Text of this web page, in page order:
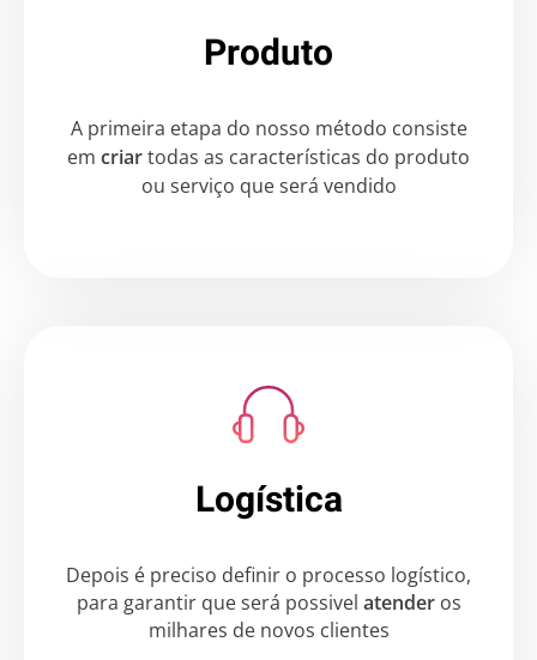
Produto
A primeira etapa do nosso método consiste
em criartodas as características do produto
ou serviço que será vendido
Logística
Depois é preciso definir o processo logístico,
para garantir que será possivel atenderos
milhares de novos clientes